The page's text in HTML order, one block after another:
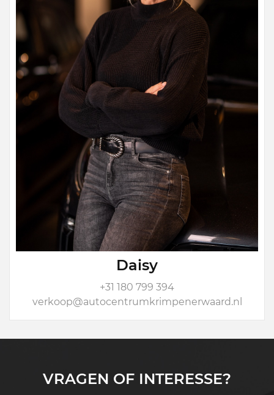
Daisy
+31 180 799 394
verkoop@autocentrumkrimpenerwaard.nl
VRAGEN OF INTERESSE?